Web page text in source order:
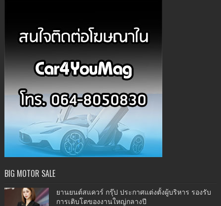
BIG MOTOR SALE
ยานยนต์สแควร์ กรุ๊ป ประกาศแต่งตั้งผู้บริหาร รองรับ
การเติบโตของงานใหญ่กลางปี